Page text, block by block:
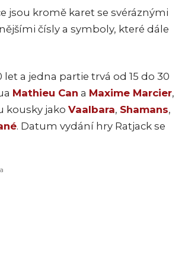
jsou kromě karet se svéráznými
čísly a symboly, které dále
a jedna partie trvá od 15 do 30
Mathieu Can a Maxime Marcier,
kousky jako Vaalbara, Shamans,
. Datum vydání hry Ratjack se